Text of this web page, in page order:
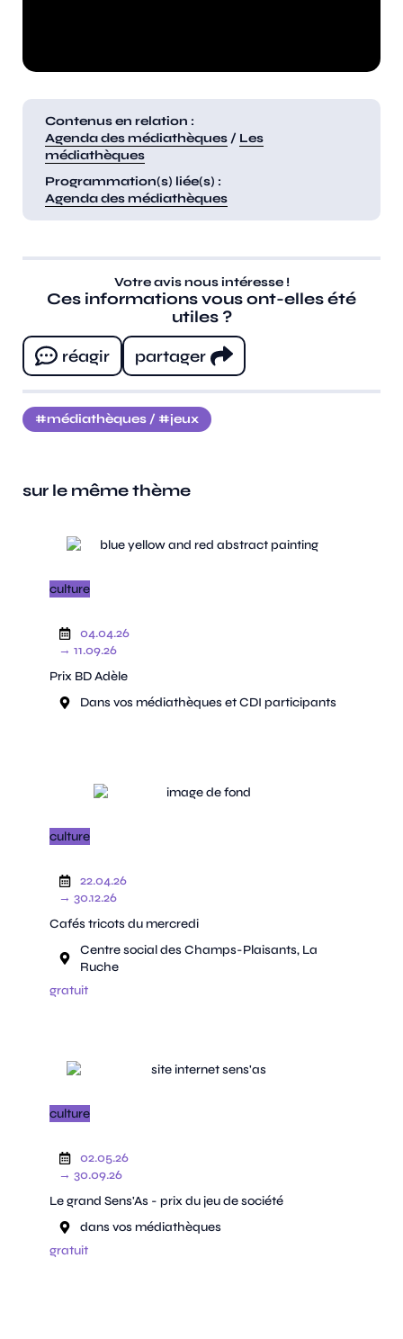
Contenus en relation :
Agenda des médiathèques/ Les
médiathèques
Programmation(s) liée(s) :
Agenda des médiathèques
Votre avis nous intéresse !
Ces informations vous ont-elles été
utiles ?
réagir
partager
médiathèques/ jeux
sur le même thème
culture
04.04.26
→ 11.09.26
Prix BD Adèle
Dans vos médiathèques et CDI participants
culture
22.04.26
→ 30.12.26
Cafés tricots du mercredi
Centre social des Champs-Plaisants, La
Ruche
gratuit
culture
02.05.26
→ 30.09.26
Le grand Sens'As - prix du jeu de société
dans vos médiathèques
gratuit